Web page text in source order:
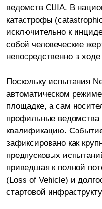
ведомств США. В
катастрофы
исключительно к
собой человеческие
непосредственно в
Поскольку испытания
автоматическом
площадке, а сам
профильные
квалификацию.
зафиксировано как
предпусковых
приведшая к полной
(Loss of Vehicle) и
стартовой